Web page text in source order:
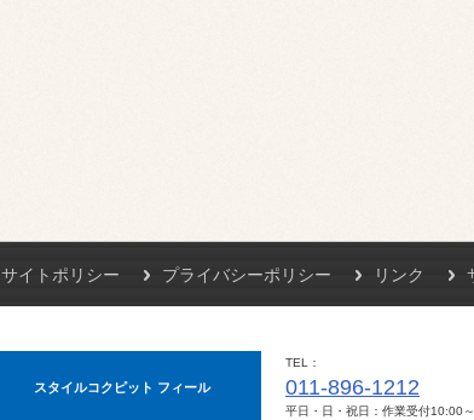
サイトポリシー プライバシーポリシー リンク
スタイルコクピット フィール
TEL
011-896-1212
平日・日・祝日：作業受付10:00